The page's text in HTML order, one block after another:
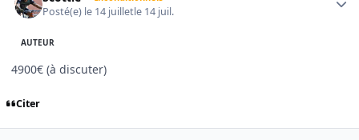
Posté(e) le 14 juilletle 14 juil.
AUTEUR
4900€ (à discuter)
Citer